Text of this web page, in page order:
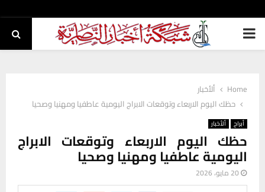
PRIMARY
Home
ألأخبار
حظك اليوم الاربعاء وتوقعات الابراج اليومية عاطفيا ومهنيا وصحيا
أبراج ألأخبار
حظك اليوم الاربعاء وتوقعات الابراج
اليومية عاطفيا ومهنيا وصحيا
20 مايو، 2026